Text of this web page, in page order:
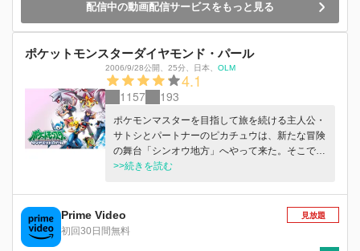
配信中の動画配信サービスをもっと見る
ポケットモンスターダイヤモンド・パール
2006/9/28公開 25分 日本 OLM
4.1
1157 193
ポケモンマスターを目指して旅を続ける主人公・
サトシとパートナーのピカチュウは、新たな冒険
の舞台「シンオウ地方」へやって来た。そこで、
トップコーディネーターを目指すヒロイン・ヒカ
をすることに。さまざまな出会いを通じて仲間の
大切さを知り、ライバルとのバトルを熱い友情で
乗りこえて、成長してゆく･･････。
>>続きを読む
Prime Video
初回30日間無料
見放題